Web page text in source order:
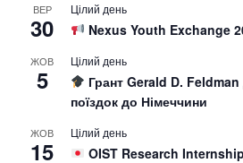
ВЕР
30
Цілий день
Nexus Youth Exchange
ЖОВ
5
Цілий день
Грант Gerald D.
поїздок до Німеччини
ЖОВ
15
Цілий день
OIST Research